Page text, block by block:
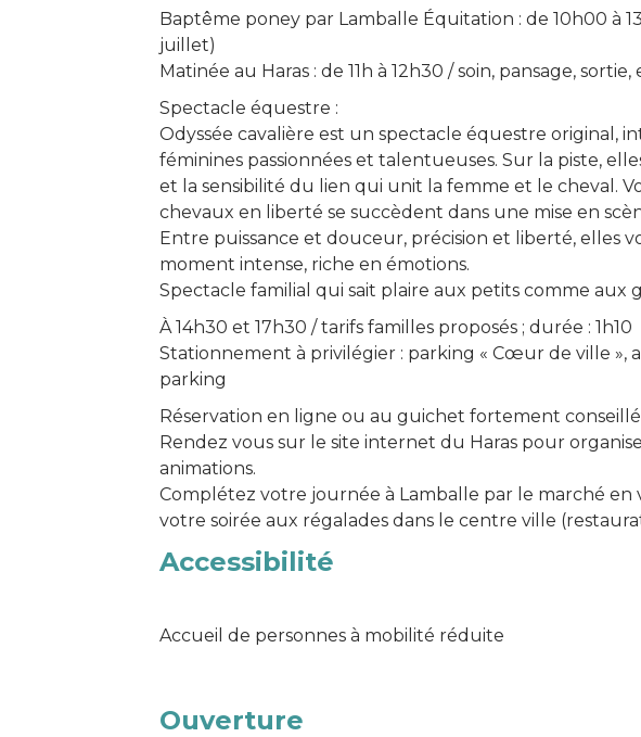
Baptême poney par Lamballe Équitation : de 10h00 à
juillet)
Matinée au Haras : de 11h à 12h30 / soin, pansage,
Spectacle équestre :
Odyssée cavalière est un spectacle équestre original,
féminines passionnées et talentueuses. Sur la piste,
et la sensibilité du lien qui unit la femme et le cheval.
chevaux en liberté se succèdent dans une mise en
Entre puissance et douceur, précision et liberté, elles
moment intense, riche en émotions.
Spectacle familial qui sait plaire aux petits comme aux
À 14h30 et 17h30 / tarifs familles proposés ; durée : 1h10
Stationnement à privilégier : parking « Cœur de ville »,
parking
Réservation en ligne ou au guichet fortement
Rendez vous sur le site internet du Haras pour
animations.
Complétez votre journée à Lamballe par le marché en
votre soirée aux régalades dans le centre ville
Accessibilité
Accueil de personnes à mobilité réduite
Ouverture